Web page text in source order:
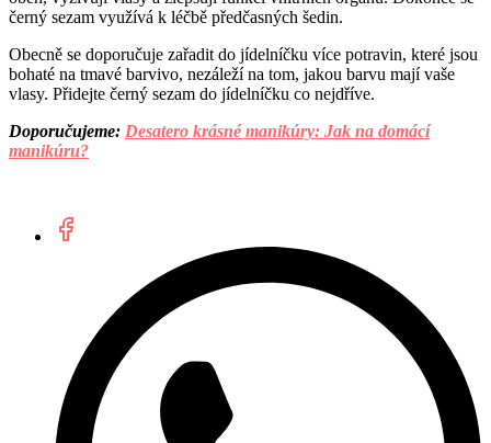
černý sezam využívá k léčbě předčasných šedin.
Obecně se doporučuje zařadit do jídelníčku více potravin, které jsou
bohaté na tmavé barvivo, nezáleží na tom, jakou barvu mají vaše
vlasy. Přidejte černý sezam do jídelníčku co nejdříve.
Doporučujeme: Desatero krásné manikúry: Jak na domácí
manikúru?